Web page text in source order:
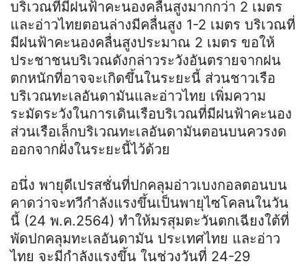
บริเวณที่มีฝนฟ้าคะนองคลื่นสูงมากกว่า 2 เมตร
และอ่าวไทยตอนล่างมีคลื่นสูง 1-2 เมตร บริเวณที่
มีฝนฟ้าคะนองคลื่นสูงประมาณ 2 เมตร ขอให้
ประชาชนบริเวณดังกล่าวระวังอันตรายจากฝน
ตกหนักที่อาจจะเกิดขึ้นในระยะนี้ ส่วนชาวเรือ
บริเวณทะเลอันดามันและอ่าวไทย เพิ่มความ
ระมัดระวังในการเดินเรือบริเวณที่มีฝนฟ้าคะนอง
ส่วนเรือเล็กบริเวณทะเลอันดามันตอนบนควรงด
ออกจากฝั่งในระยะนี้ไว้ด้วย
อนึ่ง พายุดีเปรสชั่นที่ปกคลุมอ่าวเบงกอลตอนบน
คาดว่าจะทวีกำลังแรงขึ้นเป็นพายุไซโคลนในวัน
นี้ (24 พ.ค.2564) ทำให้มรสุมตะวันตกเฉียงใต้ที่
พัดปกคลุมทะเลอันดามัน ประเทศไทย และอ่าว
ไทย จะมีกำลังแรงขึ้น ในช่วงวันที่ 24-29